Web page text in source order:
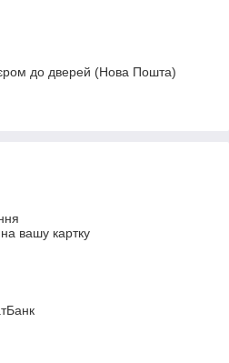
до дверей (Нова Пошта)
вашу картку